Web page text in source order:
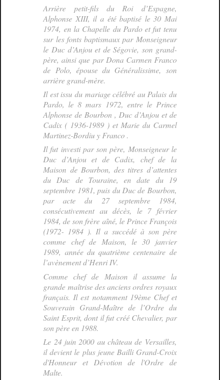
Arrière petit-fils du Roi d’Espagne,
Alphonse XIII, il a été baptisé le 30 Mai
1974, en la Chapelle du Pardo et fut tenu
sur les fonts baptismaux par Monseigneur
le Duc d’Anjou et de Ségovie, son grand-
père, ainsi que par Dona Carmen Franco
de Polo, épouse du Généralissime, son
arrière grand-mère.
Il est issu du mariage célébré au Palais du
Pardo, le 8 mars 1972, entre le Prince
Alphonse de Bourbon , Duc d’Anjou et de
Cadix ( 1936-1989 ) et Marie du Carmel
Martinez-Bordiu y Franco .
Il fut investi par son père, Monseigneur le
Duc d’Anjou et de Cadix, chef de la
Maison de Bourbon, des titres d’attentes
du Duc de Touraine, en date du 19
septembre 1981, puis du Duc de Bourbon,
par acte du 27 septembre 1984,
consécutivement au décès, le 7 février
1984, de son frère aîné, le Prince François
(1972- 1984 ). Il a succédé à son père
comme chef de Maison, le 30 janvier
1989, année du quatrième centenaire de
l’avènement d’Henri IV.
Comme chef de Maison il assume la
grande maîtrise des anciens ordres royaux
français. Il est notamment 19ème Chef et
Souverain Grand-Maître de l’Ordre du
Saint Esprit, dont il fut créé Chevalier, par
son père en 1988.
Le 24 juin 2000 au château de Versailles,
il devient le plus jeune Bailli Grand-Croix
d'Honneur et Dévotion de l'Ordre de
Malte.